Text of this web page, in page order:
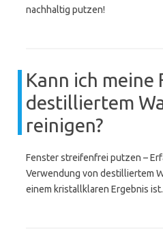
nachhaltig putzen!
Kann ich meine
destilliertem
reinigen?
Fenster streifenfrei putzen –
Verwendung von destilliertem
einem kristallklaren Ergebnis